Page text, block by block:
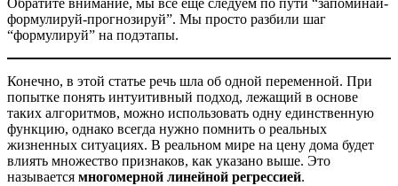
Обратите внимание, мы все еще следуем по пути “запоминай-
формулируй-прогнозируй”. Мы просто разбили шаг
“формулируй” на подэтапы.
Конечно, в этой статье речь шла об одной переменной. При
попытке понять интуитивный подход, лежащий в основе
таких алгоритмов, можно использовать одну единственную
функцию, однако всегда нужно помнить о реальных
жизненных ситуациях. В реальном мире на цену дома будет
влиять множество признаков, как указано выше. Это
называется многомерной линейной регрессией.